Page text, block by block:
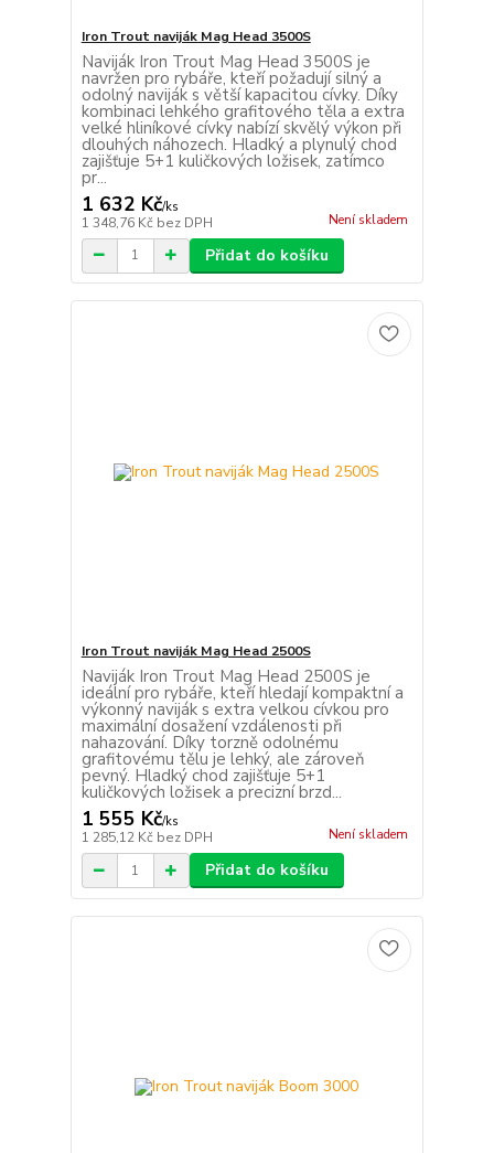
Iron Trout naviják Mag Head 3500S
Naviják Iron Trout Mag Head 3500S je
navržen pro rybáře, kteří požadují silný a
odolný naviják s větší kapacitou cívky. Díky
kombinaci lehkého grafitového těla a extra
velké hliníkové cívky nabízí skvělý výkon při
dlouhých náhozech. Hladký a plynulý chod
zajišťuje 5+1 kuličkových ložisek, zatímco
pr...
1 632 Kč/ks
1 348,76 Kč bez DPH Není skladem
Přidat do košíku
Iron Trout naviják Mag Head 2500S
Naviják Iron Trout Mag Head 2500S je
ideální pro rybáře, kteří hledají kompaktní a
výkonný naviják s extra velkou cívkou pro
maximální dosažení vzdálenosti při
nahazování. Díky torzně odolnému
grafitovému tělu je lehký, ale zároveň
pevný. Hladký chod zajišťuje 5+1
kuličkových ložisek a precizní brzd...
1 555 Kč/ks
1 285,12 Kč bez DPH Není skladem
Přidat do košíku